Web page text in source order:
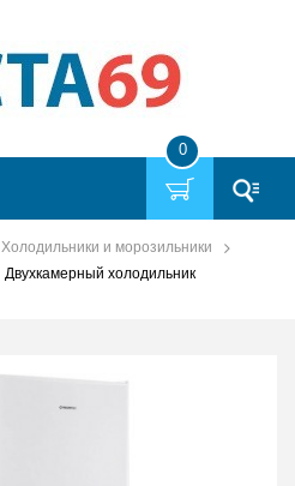
0
Холодильники и морозильники
Двухкамерный холодильник